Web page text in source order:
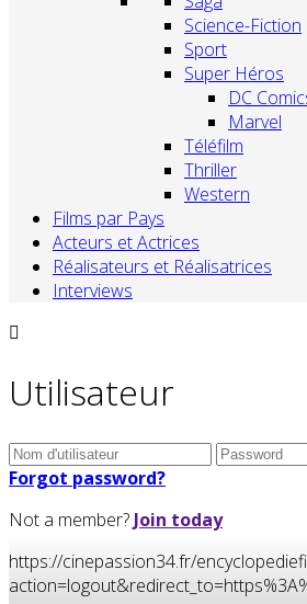
Science-Fiction
Sport
Super Héros
DC
Marvel
Téléfilm
Thriller
Western
Films par Pays
Acteurs et Actrices
Réalisateurs et Réalisatrices
Interviews
Utilisateur
Forgot password?
Not a member? Join today
https://cinepassion34.fr/